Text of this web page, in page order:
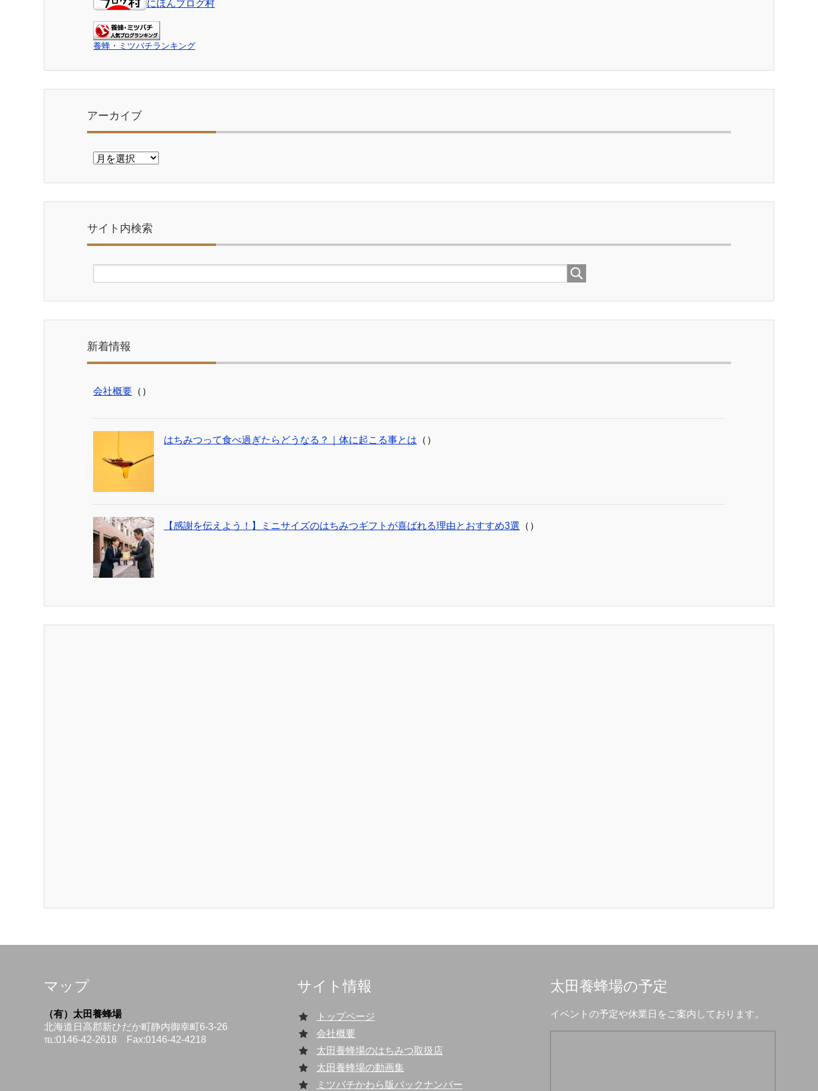
にほんブログ村
養蜂・ミツバチランキング
アーカイブ
ア
カ
サイト内検索
新着情報
会社概要 （）
はちみつって食べ過ぎたらどうなる？｜体に起こる事とは （）
【感謝を伝えよう！】ミニサイズのはちみつギフトが喜ばれる理由とおすすめ3選 （）
マップ
（有）太田養蜂場
北海道日高郡新ひだか町静内御幸町6-3-26
℡:0146-42-2618 Fax:0146-42-4218
サイト情報
トップページ
会社概要
太田養蜂場のはちみつ取扱店
太田養蜂場の動画集
ミツバチかわら版バックナンバー
太田養蜂場の予定
イベントの予定や休業日をご案内しております。